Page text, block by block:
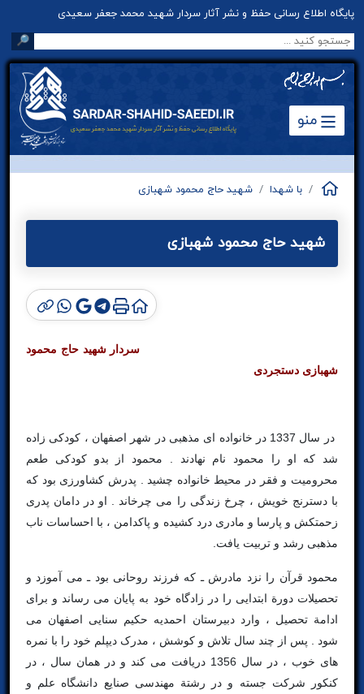
پایگاه اطلاع رسانی حفظ و نشر آثار سردار شهید محمد جعفر سعیدی
🔎
منو
با شهدا شهید حاج محمود شهبازی
شهید حاج محمود شهبازی
سردار شهید حاج محمود
شهبازی دستجردی
در سال 1337 در خانواده ای مذهبی در شهر اصفهان ، کودکی زاده
شد که او را محمود نام نهادند . محمود از بدو کودکی طعم
محرومیت و فقر در محیط خانواده چشید . پدرش کشاورزی بود که
با دسترنج خویش ، چرخ زندگی را می چرخاند . او در دامان پدری
زحمتکش و پارسا و مادری درد کشیده و پاکدامن ، با احساسات ناب
مذهبی رشد و تربیت یافت.
محمود قرآن را نزد مادرش ـ که فرزند روحانی بود ـ می آموزد و
تحصیلات دورة ابتدایی را در زادگاه خود به پایان می رساند و برای
ادامة تحصیل ، وارد دبیرستان احمدیه حکیم سنایی اصفهان می
شود . پس از چند سال تلاش و کوشش ، مدرک دیپلم خود را با نمره
های خوب ، در سال 1356 دریافت می کند و در همان سال ، در
کنکور شرکت جسته و در رشتة مهندسی صنایع دانشگاه علم و